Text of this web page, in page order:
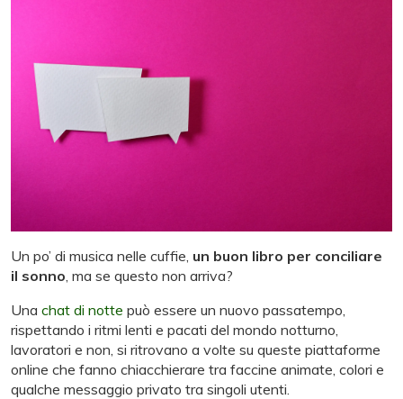
Un po’ di musica nelle cuffie, un buon libro per conciliare
il sonno , ma se questo non arriva?
Una chat di notte può essere un nuovo passatempo,
rispettando i ritmi lenti e pacati del mondo notturno,
lavoratori e non, si ritrovano a volte su queste piattaforme
online che fanno chiacchierare tra faccine animate, colori e
qualche messaggio privato tra singoli utenti.